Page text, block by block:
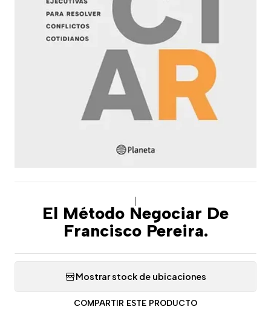
El Método Negociar De
Francisco Pereira.
Mostrar stock de ubicaciones
COMPARTIR ESTE PRODUCTO